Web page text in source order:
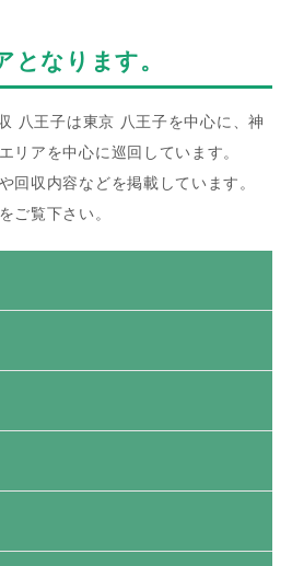
なります。
八王子は東京 八王子を中心に、神
リアを中心に巡回しています。
回収内容などを掲載しています。
ご覧下さい。